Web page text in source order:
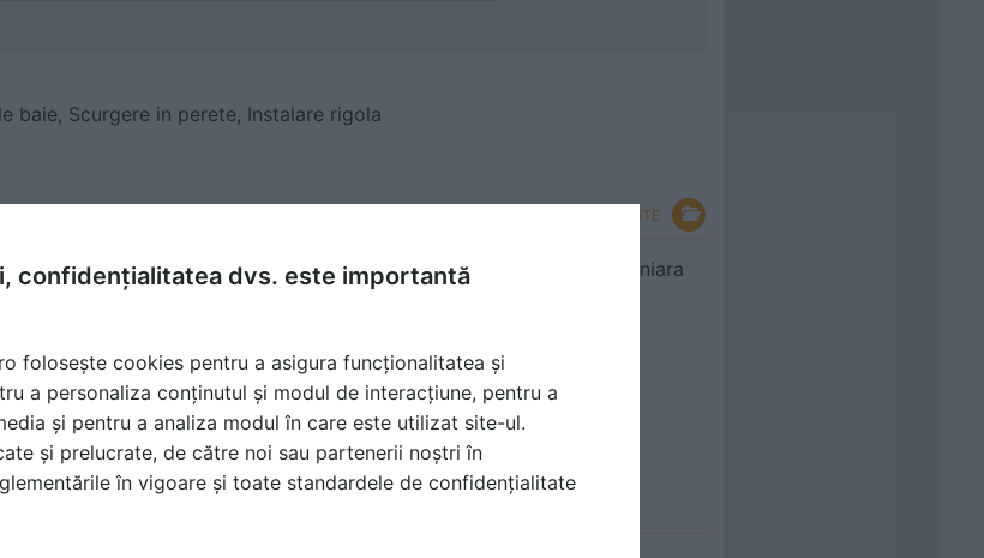
baie, Scurgere in perete, Instalare rigola
VEZI TOATE
rigola dus
in perete panta
Instalare rigola dus liniara
GEBERIT
confidențialitatea dvs. este importantă
folosește cookies pentru a asigura funcționalitatea și
a personaliza conținutul și modul de interacțiune, pentru a
și pentru a analiza modul în care este utilizat site-ul.
și prelucrate, de către noi sau partenerii noștri în
în vigoare și toate standardele de confidențialitate